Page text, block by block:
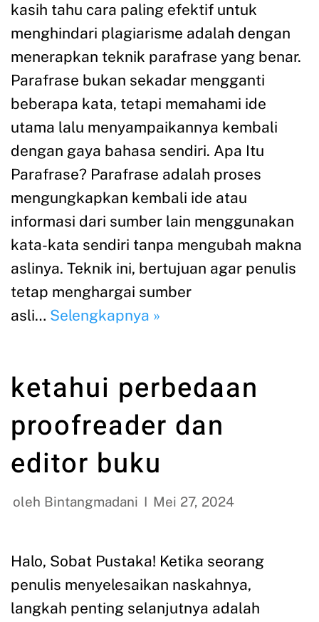
kasih tahu cara paling efektif untuk
menghindari plagiarisme adalah dengan
menerapkan teknik parafrase yang benar.
Parafrase bukan sekadar mengganti
beberapa kata, tetapi memahami ide
utama lalu menyampaikannya kembali
dengan gaya bahasa sendiri. Apa Itu
Parafrase? Parafrase adalah proses
mengungkapkan kembali ide atau
informasi dari sumber lain menggunakan
kata-kata sendiri tanpa mengubah makna
aslinya. Teknik ini, bertujuan agar penulis
tetap menghargai sumber
asli… Selengkapnya »
ketahui perbedaan
proofreader dan
editor buku
oleh Bintangmadani Mei 27, 2024
Halo, Sobat Pustaka! Ketika seorang
penulis menyelesaikan naskahnya,
langkah penting selanjutnya adalah